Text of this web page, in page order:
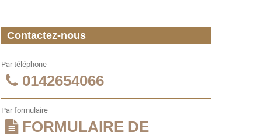
Contactez-nous
Par téléphone
0142654066
Par formulaire
FORMULAIRE DE